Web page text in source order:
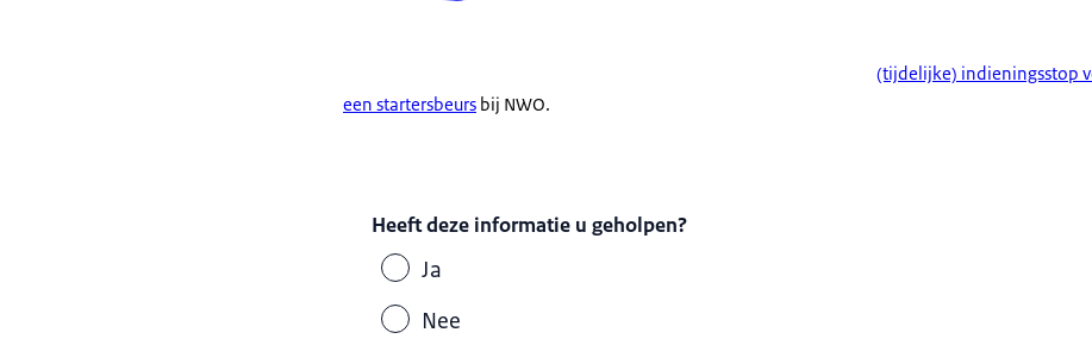
(tijdelijke) indieningsstop
een startersbeurs bij NWO.
Heeft deze informatie u geholpen?
Ja
Nee